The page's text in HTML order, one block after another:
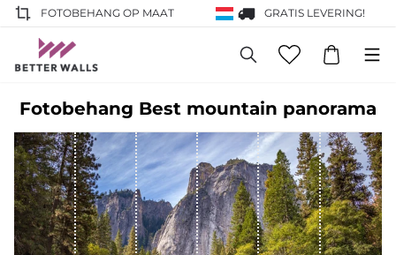
FOTOBEHANG OP MAAT GRATIS LEVERING!
Fotobehang Best mountain panorama